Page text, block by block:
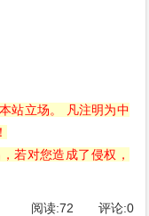
站立场。 凡注明为中
若对您造成了侵权，
阅读:72 评论:0